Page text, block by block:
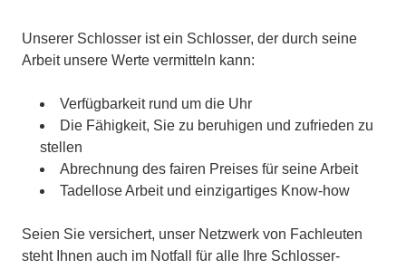
Unserer Schlosser ist ein Schlosser, der durch seine
Arbeit unsere Werte vermitteln kann:
Verfügbarkeit rund um die Uhr
Die Fähigkeit, Sie zu beruhigen und zufrieden zu
stellen
Abrechnung des fairen Preises für seine Arbeit
Tadellose Arbeit und einzigartiges Know-how
Seien Sie versichert, unser Netzwerk von Fachleuten
steht Ihnen auch im Notfall für alle Ihre Schlosser-